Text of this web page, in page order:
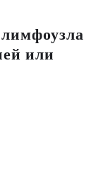
или